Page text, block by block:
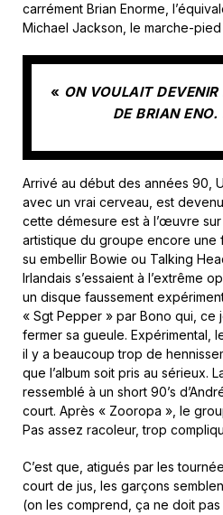
carrément Brian Enorme,
Michael Jackson, le marche-
« ON VOULAIT
DE BRIAN ENO.
Arrivé au début des années 90,
avec un vrai cerveau, est
cette démesure est à l’œuvre
artistique du groupe encore une
su embellir Bowie ou Talking
Irlandais s’essaient à l’extrême
un disque faussement
« Sgt Pepper » par Bono qui, ce
fermer sa gueule. Expérimental,
il y a beaucoup trop de
que l’album soit pris au sérieux.
ressemblé à un short 90’s
court. Après « Zooropa », le
Pas assez racoleur, trop
C’est que, atigués par les
court de jus, les garçons
(on les comprend, ça ne doit